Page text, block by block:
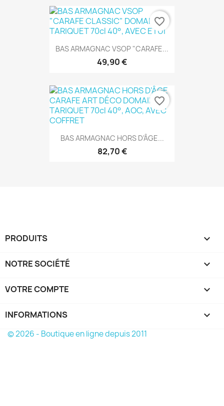
BAS ARMAGNAC VSOP "CARAFE...
49,90 €
favorite_border
BAS ARMAGNAC HORS D’ÂGE...
82,70 €
favorite_border
PRODUITS 
NOTRE SOCIÉTÉ 
VOTRE COMPTE 
INFORMATIONS keyboard_arrow_down
© 2026 - Boutique en ligne depuis 2011